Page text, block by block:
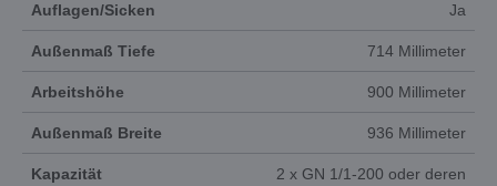
Auflagen/Sicken Ja
Außenmaß Tiefe 714 Millimeter
Arbeitshöhe 900 Millimeter
Außenmaß Breite 936 Millimeter
Kapazität
2 x GN 1/1-200 oder deren